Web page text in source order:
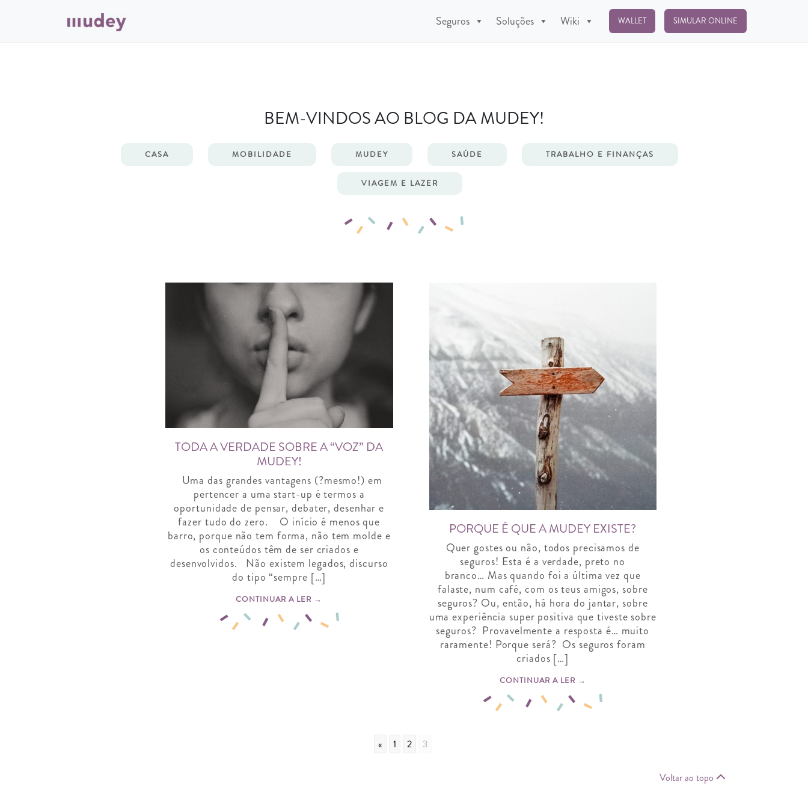
Seguros Soluções Wiki WALLET SIMULAR ONLINE
BEM-VINDOS AO BLOG DA MUDEY!
CASA MOBILIDADE MUDEY SAÚDE TRABALHO E FINANÇAS
VIAGEM E LAZER
TODA A VERDADE SOBRE A “VOZ” DA
MUDEY!
Uma das grandes vantagens (?mesmo!) em
pertencer a uma start-up é termos a
oportunidade de pensar, debater, desenhar e
fazer tudo do zero. O início é menos que
barro, porque não tem forma, não tem molde e
os conteúdos têm de ser criados e
desenvolvidos. Não existem legados, discurso
do tipo “sempre […]
CONTINUAR A LER →
PORQUE É QUE A MUDEY EXISTE?
Quer gostes ou não, todos precisamos de
seguros! Esta é a verdade, preto no
branco… Mas quando foi a última vez que
falaste, num café, com os teus amigos, sobre
seguros? Ou, então, há hora do jantar, sobre
uma experiência super positiva que tiveste sobre
seguros? Provavelmente a resposta é… muito
raramente! Porque será? Os seguros foram
criados […]
CONTINUAR A LER →
« 1 2 3
Voltar ao topo